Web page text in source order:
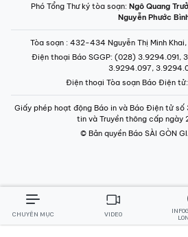
Phó Tổng Thư ký tòa soạn: Ngô Quang
Nguyễn Phước
Tòa soạn : 432-434 Nguyễn Thị Minh Khai,
Điện thoại Báo SGGP: (028) 3.9294.091,
3.9294.097,
Điện thoại Tòa soạn Báo Điện tử
Giấy phép hoạt động Báo in và Báo Điện tử số
tin và Truyền thông cấp
© Bản quyền Báo SÀI GÒN
CHUYÊN MỤC VIDEO